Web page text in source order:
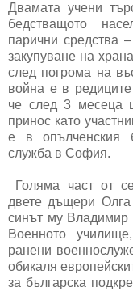
Двамата учени
бедстващото
парични средства
закупуване на
след погрома на
война е в
че след 3 месеца
принос като
е в опълченския
служба в София.
Голяма част от
двете дъщери
синът му Владимир
Военното
ранени
обикаля
за българска